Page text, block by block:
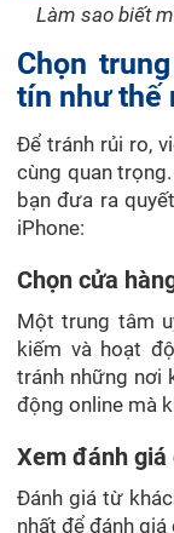
Làm sao biết
Chọn
tín như thế
Để tránh rủi ro,
cùng quan
bạn đưa ra
iPhone:
Chọn cửa
Một trung tâm
kiếm và hoạt
tránh những nơi
động online mà
Xem đánh giá
Đánh giá từ
nhất để đánh